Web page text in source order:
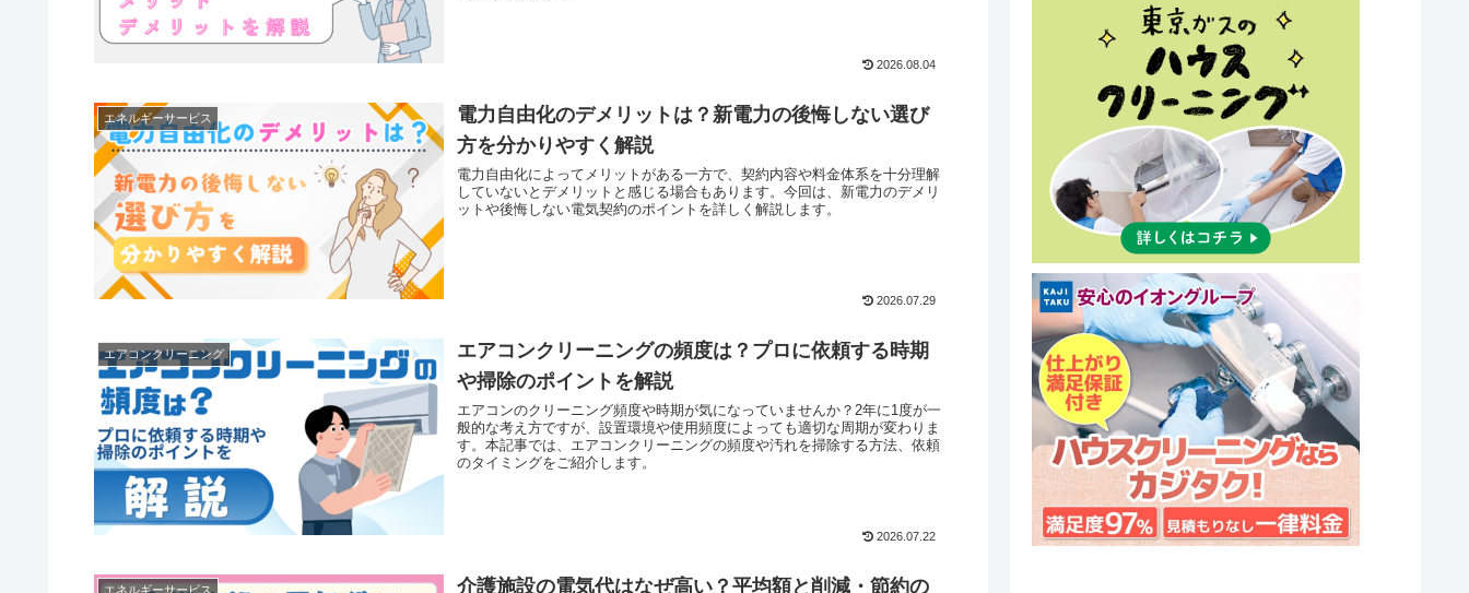
2026.08.04
エネルギーサービス
電力自由化のデメリットは？新電力の後悔しない選び
方を分かりやすく解説
電力自由化によってメリットがある一方で、契約内容や料金体系を十分理解
していないとデメリットと感じる場合もあります。今回は、新電力のデメリ
ットや後悔しない電気契約のポイントを詳しく解説します。
2026.07.29
エアコンクリーニング
エアコンクリーニングの頻度は？プロに依頼する時期
や掃除のポイントを解説
エアコンのクリーニング頻度や時期が気になっていませんか？2年に1度が一
般的な考え方ですが、設置環境や使用頻度によっても適切な周期が変わりま
す。本記事では、エアコンクリーニングの頻度や汚れを掃除する方法、依頼
のタイミングをご紹介します。
2026.07.22
エネルギーサービス
介護施設の電気代はなぜ高い？平均額と削減・節約の